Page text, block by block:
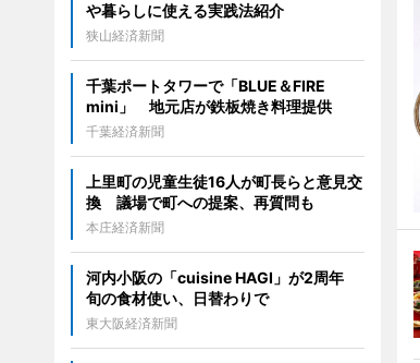
や暮らしに使える実践法紹介
狭山経済新聞
千葉ポートタワーで「BLUE＆FIRE
mini」 地元店が鉄板焼き料理提供
千葉経済新聞
上里町の児童生徒16人が町長らと意見交
換 議場で町への提案、再質問も
本庄経済新聞
河内小阪の「cuisine HAGI」が2周年
旬の食材使い、日替わりで
東大阪経済新聞